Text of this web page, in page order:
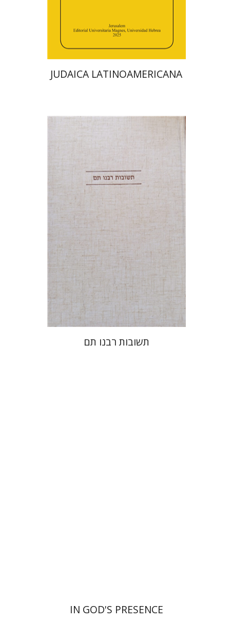
$53
$48
JUDAICA LATINOAMERICANA
הנחת אתר ספר מודפס
$45
תשובות רבנו תם
IN GOD'S PRESENCE